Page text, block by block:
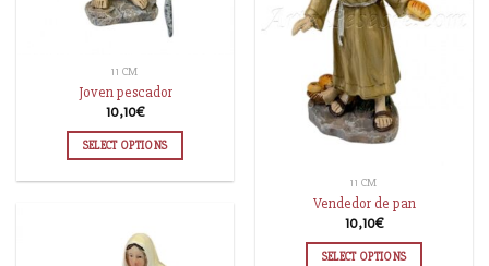
11 CM
Joven pescador
10,10€
SELECT OPTIONS
11 CM
Vendedor de pan
10,10€
SELECT OPTIONS